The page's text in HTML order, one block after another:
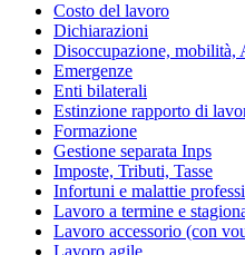
Costo del lavoro
Dichiarazioni
Disoccupazione, mobilità,
Emergenze
Enti bilaterali
Estinzione rapporto di
Formazione
Gestione separata Inps
Imposte, Tributi, Tasse
Infortuni e malattie
Lavoro a termine e
Lavoro accessorio (con